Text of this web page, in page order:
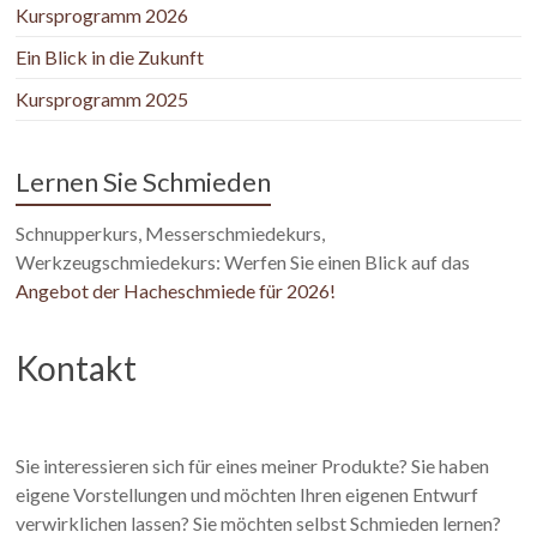
Kursprogramm 2026
Ein Blick in die Zukunft
Kursprogramm 2025
Lernen Sie Schmieden
Schnupperkurs, Messerschmiedekurs,
Werkzeugschmiedekurs: Werfen Sie einen Blick auf das
Angebot der Hacheschmiede für 2026!
Kontakt
Sie interessieren sich für eines meiner Produkte? Sie haben
eigene Vorstellungen und möchten Ihren eigenen Entwurf
verwirklichen lassen? Sie möchten selbst Schmieden lernen?